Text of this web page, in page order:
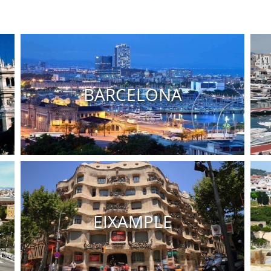
BARCELONA
Pisos en venta Barcelona
Casas en venta Barcelona
EIXAMPLE